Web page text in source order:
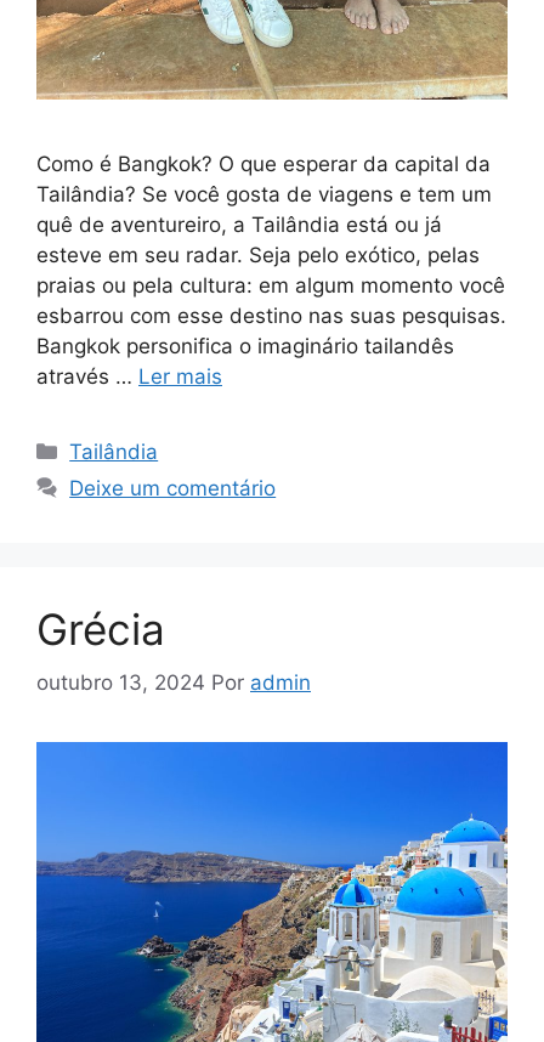
Como é Bangkok? O que esperar da capital da
Tailândia? Se você gosta de viagens e tem um
quê de aventureiro, a Tailândia está ou já
esteve em seu radar. Seja pelo exótico, pelas
praias ou pela cultura: em algum momento você
esbarrou com esse destino nas suas pesquisas.
Bangkok personifica o imaginário tailandês
através … Ler mais
Tailândia
Deixe um comentário
Grécia
outubro 13, 2024 Por admin